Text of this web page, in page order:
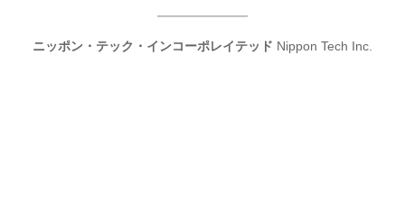
ニッポン・テック・インコーポレイテッド Nippon Tech Inc.